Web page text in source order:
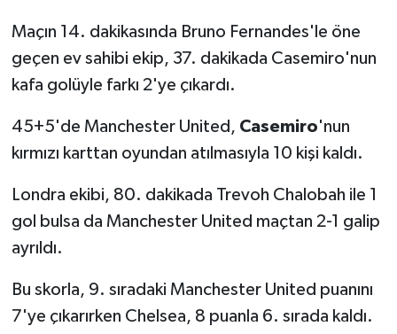
Maçın 14. dakikasında Bruno Fernandes'le öne
geçen ev sahibi ekip, 37. dakikada Casemiro'nun
kafa golüyle farkı 2'ye çıkardı.
45+5'de Manchester United, Casemiro'nun
kırmızı karttan oyundan atılmasıyla 10 kişi kaldı.
Londra ekibi, 80. dakikada Trevoh Chalobah ile 1
gol bulsa da Manchester United maçtan 2-1 galip
ayrıldı.
Bu skorla, 9. sıradaki Manchester United puanını
7'ye çıkarırken Chelsea, 8 puanla 6. sırada kaldı.